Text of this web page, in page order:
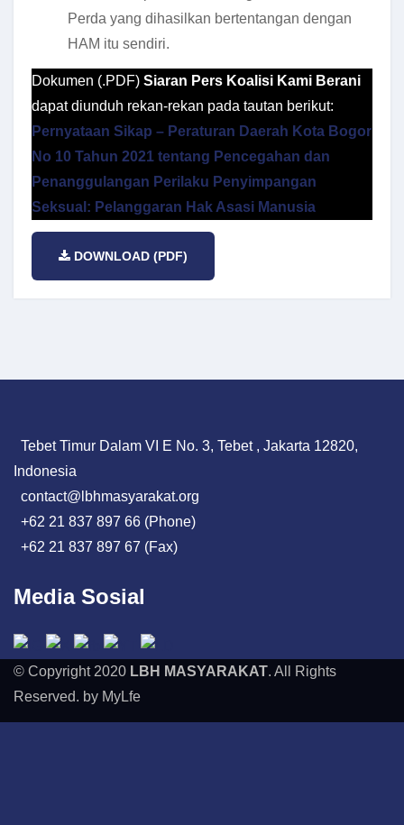
Perda yang dihasilkan bertentangan dengan
HAM itu sendiri.
Dokumen (.PDF) Siaran Pers Koalisi Kami Berani
dapat diunduh rekan-rekan pada tautan berikut:
Pernyataan Sikap – Peraturan Daerah Kota Bogor
No 10 Tahun 2021 tentang Pencegahan dan
Penanggulangan Perilaku Penyimpangan
Seksual: Pelanggaran Hak Asasi Manusia
DOWNLOAD (PDF)
Tebet Timur Dalam VI E No. 3, Tebet , Jakarta 12820,
Indonesia
contact@lbhmasyarakat.org
+62 21 837 897 66 (Phone)
+62 21 837 897 67 (Fax)
Media Sosial
© Copyright 2020 LBH MASYARAKAT. All Rights
Reserved. by MyLfe